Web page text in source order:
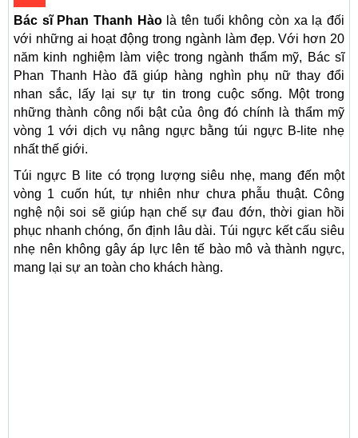
Bác sĩ Phan Thanh Hào là tên tuổi không còn xa lạ đối
với những ai hoạt động trong ngành làm đẹp. Với hơn 20
năm kinh nghiệm làm việc trong ngành thẩm mỹ, Bác sĩ
Phan Thanh Hào đã giúp hàng nghìn phụ nữ thay đổi
nhan sắc, lấy lại sự tự tin trong cuộc sống. Một trong
những thành công nổi bật của ông đó chính là thẩm mỹ
vòng 1 với dịch vụ nâng ngực bằng túi ngực B-lite nhẹ
nhất thế giới.
Túi ngực B lite có trọng lượng siêu nhẹ, mang đến một
vòng 1 cuốn hút, tự nhiên như chưa phẫu thuật. Công
nghệ nội soi sẽ giúp hạn chế sự đau đớn, thời gian hồi
phục nhanh chóng, ổn định lâu dài. Túi ngực kết cấu siêu
nhẹ nên không gây áp lực lên tế bào mô và thành ngực,
mang lại sự an toàn cho khách hàng.